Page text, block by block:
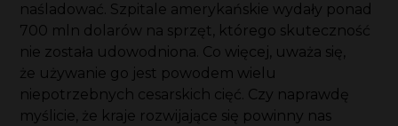
naśladować. Szpitale amerykańskie wydały ponad
700 mln dolarów na sprzęt, którego skuteczność
nie została udowodniona. Co więcej, uważa się,
że używanie go jest powodem wielu
niepotrzebnych cesarskich cięć. Czy naprawdę
myślicie, że kraje rozwijające się powinny nas